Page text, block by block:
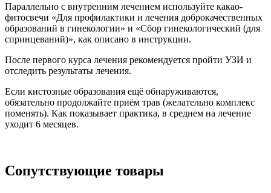
Параллельно с внутренним лечением используйте какао-
фитосвечи «Для профилактики и лечения доброкачественных
образований в гинекологии» и «Сбор гинекологический (для
спринцеваний)», как описано в инструкции.
После первого курса лечения рекомендуется пройти УЗИ и
отследить результаты лечения.
Если кистозные образования ещё обнаруживаются,
обязательно продолжайте приём трав (желательно комплекс
поменять). Как показывает практика, в среднем на лечение
уходит 6 месяцев.
Сопутствующие товары